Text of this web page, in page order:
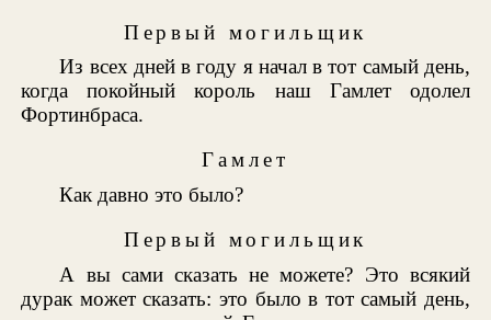
Первый могильщик
Из всех дней в году я начал в тот самый день,
когда покойный король наш Гамлет одолел
Фортинбраса.
Гамлет
Как давно это было?
Первый могильщик
А вы сами сказать не можете? Это всякий
дурак может сказать: это было в тот самый день,